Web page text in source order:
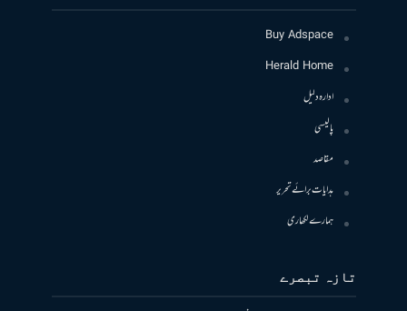
Buy Adspace
Herald Home
ادارہ دلیل
پالیسی
مقاصد
ہدایات برائے تحریر
ہمارے لکھاری
تازہ تبصرے